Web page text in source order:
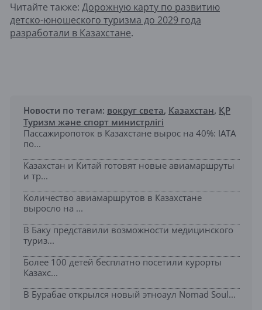
Читайте также: Дорожную карту по развитию
детско-юношеского туризма до 2029 года
разработали в Казахстане​.
Новости по тегам: вокруг света, Казахстан, ҚР
Туризм және спорт министрлігі
Пассажиропоток в Казахстане вырос на 40%: IATA
по...
Казахстан и Китай готовят новые авиамаршруты
и тр...
Количество авиамаршрутов в Казахстане
выросло на ...
В Баку представили возможности медицинского
туриз...
Более 100 детей бесплатно посетили курорты
Казахс...
В Бурабае открылся новый этноаул Nomad Soul...